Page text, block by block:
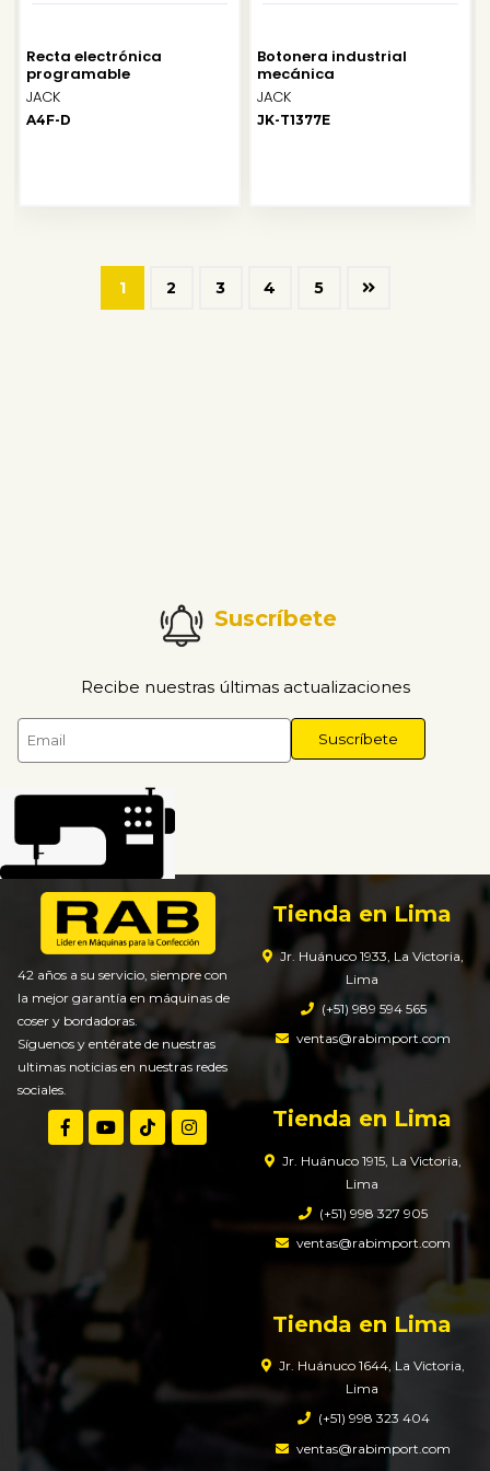
Recta electrónica
programable
JACK
A4F-D
Botonera industrial
mecánica
JACK
JK-T1377E
1 2 3 4 5
Suscríbete
Recibe nuestras últimas actualizaciones
42 años a su servicio, siempre con
la mejor garantía en máquinas de
coser y bordadoras.
Síguenos y entérate de nuestras
ultimas noticias en nuestras redes
sociales.
Tienda en Lima
Jr. Huánuco 1933, La Victoria,
Lima
(+51) 989 594 565
ventas@rabimport.com
Tienda en Lima
Jr. Huánuco 1915, La Victoria,
Lima
(+51) 998 327 905
ventas@rabimport.com
Tienda en Lima
Jr. Huánuco 1644, La Victoria,
Lima
(+51) 998 323 404
ventas@rabimport.com